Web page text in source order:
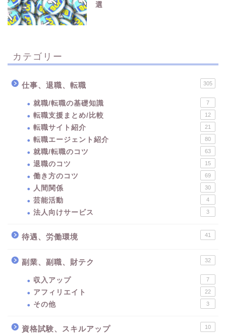
選
カテゴリー
仕事、退職、転職 305
就職/転職の基礎知識 7
転職支援まとめ/比較 12
転職サイト紹介 21
転職エージェント紹介 80
就職/転職のコツ 63
退職のコツ 15
働き方のコツ 69
人間関係 30
芸能活動 4
法人向けサービス 3
待遇、労働環境 41
副業、副職、財テク 32
収入アップ 7
アフィリエイト 22
その他 3
資格試験、スキルアップ 10